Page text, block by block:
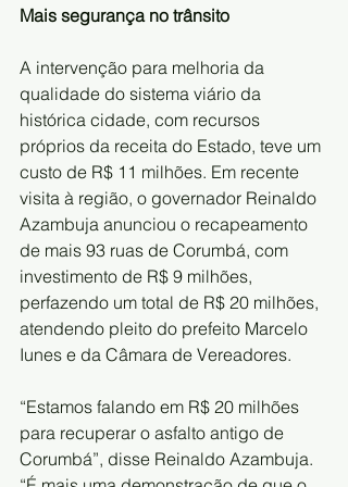
Mais segurança no trânsito
A intervenção para melhoria da
qualidade do sistema viário da
histórica cidade, com recursos
próprios da receita do Estado, teve um
custo de R$ 11 milhões. Em recente
visita à região, o governador Reinaldo
Azambuja anunciou o recapeamento
de mais 93 ruas de Corumbá, com
investimento de R$ 9 milhões,
perfazendo um total de R$ 20 milhões,
atendendo pleito do prefeito Marcelo
Iunes e da Câmara de Vereadores.
“Estamos falando em R$ 20 milhões
para recuperar o asfalto antigo de
Corumbá”, disse Reinaldo Azambuja.